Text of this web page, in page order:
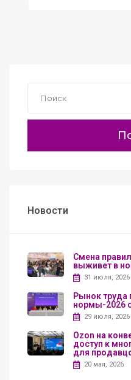
Новости
Смена
выживет в
31 июля, 2026
Рынок
нормы-2026
29 июля, 2026
Ozon на
доступ к
для
20 мая, 2026